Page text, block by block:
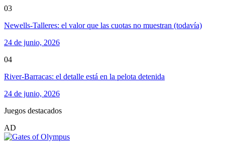
03
Newells-Talleres: el valor que las cuotas no muestran (todavía)
24 de junio, 2026
04
River-Barracas: el detalle está en la pelota detenida
24 de junio, 2026
Juegos destacados
AD